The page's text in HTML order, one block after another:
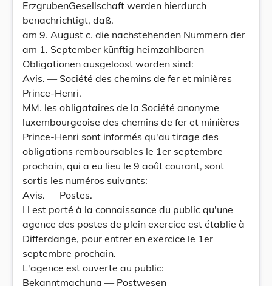
ErzgrubenGesellschaft werden hierdurch
benachrichtigt, daß.
am 9. August c. die nachstehenden Nummern der
am 1. September künftig heimzahlbaren
Obligationen ausgeloost worden sind:
Avis. — Société des chemins de fer et minières
Prince-Henri.
MM. les obligataires de la Société anonyme
luxembourgeoise des chemins de fer et minières
Prince-Henri sont informés qu'au tirage des
obligations remboursables le 1er septembre
prochain, qui a eu lieu le 9 août courant, sont
sortis les numéros suivants:
Avis. — Postes.
I l est porté à la connaissance du public qu'une
agence des postes de plein exercice est établie à
Differdange, pour entrer en exercice le 1er
septembre prochain.
L'agence est ouverte au public:
Bekanntmachung — Postwesen